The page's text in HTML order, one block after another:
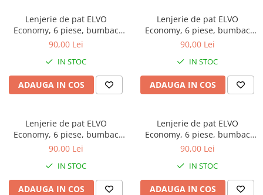
Cu dungi
Cu inimioare
Cu ursuleti
Lenjerie de pat ELVO
Economy, 6 piese, bumbac
policoton, gri, cu flori crem
90,00 Lei
IN STOC
ADAUGA IN COS
Lenjerie de pat ELVO
Economy, 6 piese, bumbac
policoton, bleu, cu flori
90,00 Lei
IN STOC
ADAUGA IN COS
Lenjerie de pat ELVO
Economy, 6 piese, bumbac
policoton, bleumarin, cu flori
90,00 Lei
IN STOC
ADAUGA IN COS
Lenjerie de pat ELVO
Economy, 6 piese, bumbac
policoton, maro, cu fluturi
90,00 Lei
IN STOC
ADAUGA IN COS